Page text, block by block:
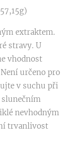
extraktem.
stravy. U
vhodnost
určeno pro
v suchu při
slunečním
nevhodným
trvanlivost